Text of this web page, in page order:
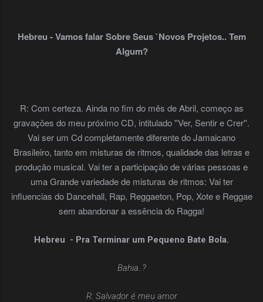
Hebreu - Vamos falar Sobre Seus `Novos Projetos.. Tem
Algum?
R: Com certeza. Ainda no fim do mês de Abril, começo as
gravações do meu próximo CD, intitulado ''Ver, Sentir e Crer''.
Vai ser um Cd completamente diferente do Jamaicano
Brasileiro, tanto em misturas de ritmos, qualidade das letras e
produção musical. Vai ter a participação de várias pessoas e
uma Grande variedade de misturas de ritmos: Vai ter
influencias do Dancehall, Rap, Reggaeton, Pop, Xote e Reggae
sem abandonar a essência do Ragga!
Hebreu - Pra Terminar um Pequeno Bate Bola.
Bahia..?
R: Salvador é meu amor